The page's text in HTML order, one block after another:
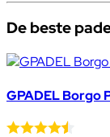
De beste
GPADEL Borgo